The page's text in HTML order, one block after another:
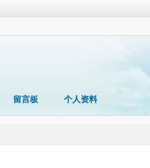
留言板 个人资料